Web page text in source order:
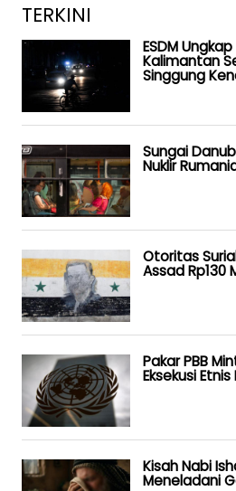
TERKINI
ESDM
Kalimantan
Singgung
Sungai
Nuklir
Otoritas
Assad Rp130
Pakar PBB
Eksekusi
Kisah Nabi
Meneladani